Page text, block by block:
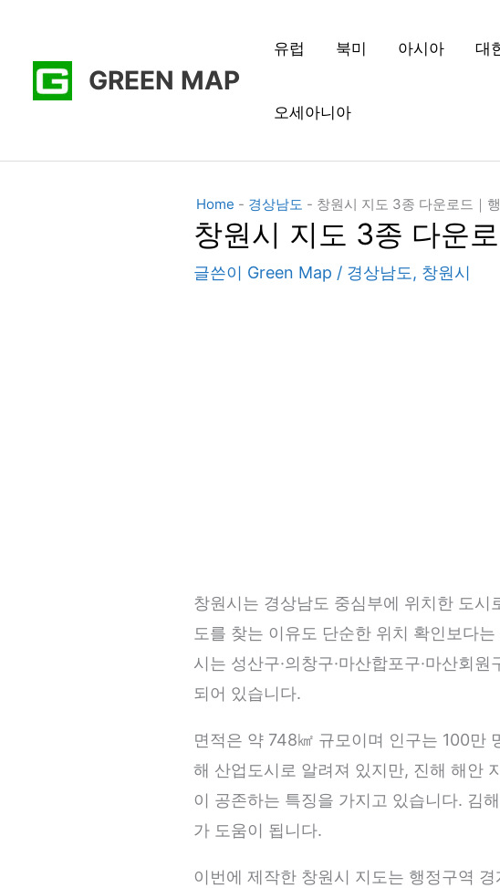
너
GREEN MAP
유럽 북미 아시아 대
오세아니아
Home - 경상남도 - 창원시 지도 3종 다운로드｜
창원시 지도 3종 다운
글쓴이 Green Map / 경상남도 , 창원시
창원시는 경상남도 중심부에 위치한 도시
도를 찾는 이유도 단순한 위치 확인보다
시는 성산구·의창구·마산합포구·마산회
되어 있습니다.
면적은 약 748㎢ 규모이며 인구는 100만
해 산업도시로 알려져 있지만, 진해 해안
이 공존하는 특징을 가지고 있습니다. 김
가 도움이 됩니다.
이번에 제작한 창원시 지도는 행정구역